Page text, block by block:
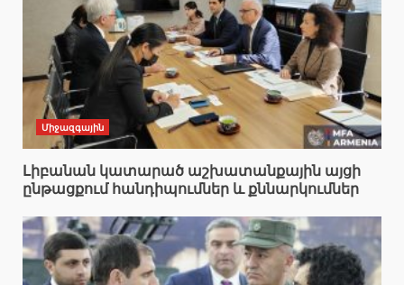
Միջազգային
Լիբանան կատարած աշխատանքային այցի
ընթացքում հանդիպումներ և քննարկումներ